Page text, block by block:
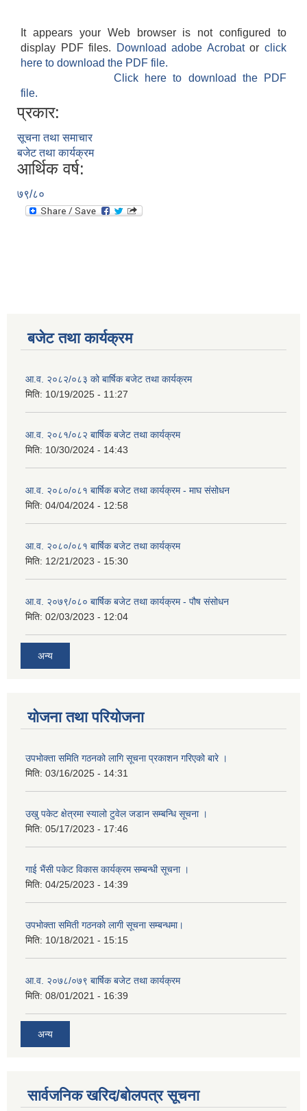
It appears your Web browser is not configured to
display PDF files.
Download adobe Acrobatorclick
here to download the PDF file.
Click here to download the PDF
file.
प्रकार:
सूचना तथा समाचार
बजेट तथा कार्यक्रम
आर्थिक वर्ष:
७९/८०
बजेट तथा कार्यक्रम
आ.व. २०८२/०८३ को बार्षिक बजेट तथा कार्यक्रम
मिति: 10/19/2025 - 11:27
आ.व. २०८१/०८२ बार्षिक बजेट तथा कार्यक्रम
मिति: 10/30/2024 - 14:43
आ.व. २०८०/०८१ बार्षिक बजेट तथा कार्यक्रम - माघ संसोधन
मिति: 04/04/2024 - 12:58
आ.व. २०८०/०८१ बार्षिक बजेट तथा कार्यक्रम
मिति: 12/21/2023 - 15:30
आ.व. २०७९/०८० बार्षिक बजेट तथा कार्यक्रम - पौष संसोधन
मिति: 02/03/2023 - 12:04
अन्य
योजना तथा परियोजना
उपभोक्ता समिति गठनको लागि सूचना प्रकाशन गरिएको बारे ।
मिति: 03/16/2025 - 14:31
उखु पकेट क्षेत्रमा स्यालो टुवेल जडान सम्बन्धि सूचना ।
मिति: 05/17/2023 - 17:46
गाई भैंसी पकेट विकास कार्यक्रम सम्बन्धी सूचना ।
मिति: 04/25/2023 - 14:39
उपभोक्ता समिती गठनको लागी सूचना सम्बन्धमा।
मिति: 10/18/2021 - 15:15
आ.व. २०७८/०७९ बार्षिक बजेट तथा कार्यक्रम
मिति: 08/01/2021 - 16:39
अन्य
सार्वजनिक खरिद/बोलपत्र सूचना